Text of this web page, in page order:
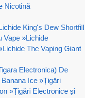
Nicotină
King's Dew Shortfill
Vape »Lichide
Lichide The Vaping Giant
Electronica) De
Ice »Țigări
»Țigări Electronice și